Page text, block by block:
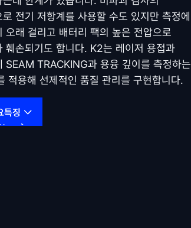
로 전기 저항계를 사용할 수도 있지만 측정에
오래 걸리고 배터리 팩의 높은 전압으로
훼손되기도 합니다. K2는 레이저 용접과
SEAM TRACKING과 용융 깊이를 측정하는
적용해 선제적인 품질 관리를 구현합니다.
특징